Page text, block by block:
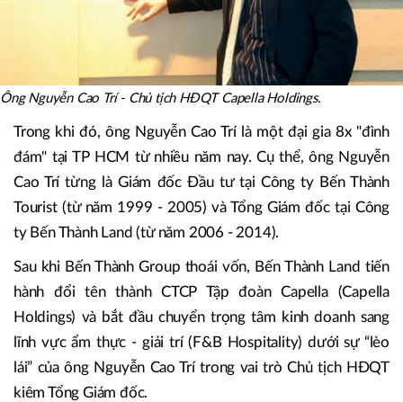
Ông Nguyễn Cao Trí - Chủ tịch HĐQT Capella Holdings.
Trong khi đó, ông Nguyễn Cao Trí là một đại gia 8x "đình
đám" tại TP HCM từ nhiều năm nay. Cụ thể, ông Nguyễn
Cao Trí từng là Giám đốc Đầu tư tại Công ty Bến Thành
Tourist (từ năm 1999 - 2005) và Tổng Giám đốc tại Công
ty Bến Thành Land (từ năm 2006 - 2014).
Sau khi Bến Thành Group thoái vốn, Bến Thành Land tiến
hành đổi tên thành CTCP Tập đoàn Capella (Capella
Holdings) và bắt đầu chuyển trọng tâm kinh doanh sang
lĩnh vực ẩm thực - giải trí (F&B Hospitality) dưới sự “lèo
lái” của ông Nguyễn Cao Trí trong vai trò Chủ tịch HĐQT
kiêm Tổng Giám đốc.